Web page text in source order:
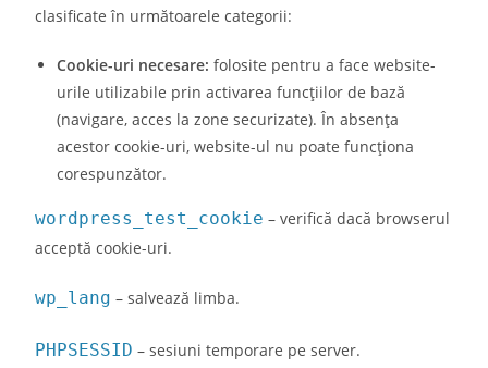
clasificate în următoarele categorii:
Cookie-uri necesare: folosite pentru a face website-
urile utilizabile prin activarea funcţiilor de bază
(navigare, acces la zone securizate). În absența
acestor cookie-uri, website-ul nu poate funcţiona
corespunzător.
wordpress_test_cookie – verifică dacă browserul
acceptă cookie-uri.
wp_lang – salvează limba.
PHPSESSID – sesiuni temporare pe server.